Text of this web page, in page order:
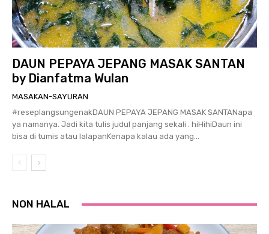
DAUN PEPAYA JEPANG MASAK SANTAN
by Dianfatma Wulan
MASAKAN-SAYURAN
#reseplangsungenakDAUN PEPAYA JEPANG MASAK SANTANapa
ya namanya. Jadi kita tulis judul panjang sekali . hiHihiDaun ini
bisa di tumis atau lalapanKenapa kalau ada yang...
NON HALAL